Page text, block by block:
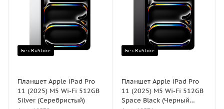
Без RuStore
Планшет Apple iPad Pro
11 (2025) M5 Wi-Fi 512GB
Silver (Серебристый)
Без RuStore
Планшет Apple iPad Pro
11 (2025) M5 Wi-Fi 512GB
Space Black (Черный